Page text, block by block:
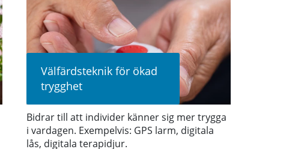
Välfärdsteknik för ökad
trygghet
Bidrar till att individer känner sig mer trygga
i vardagen. Exempelvis: GPS larm, digitala
lås, digitala terapidjur.